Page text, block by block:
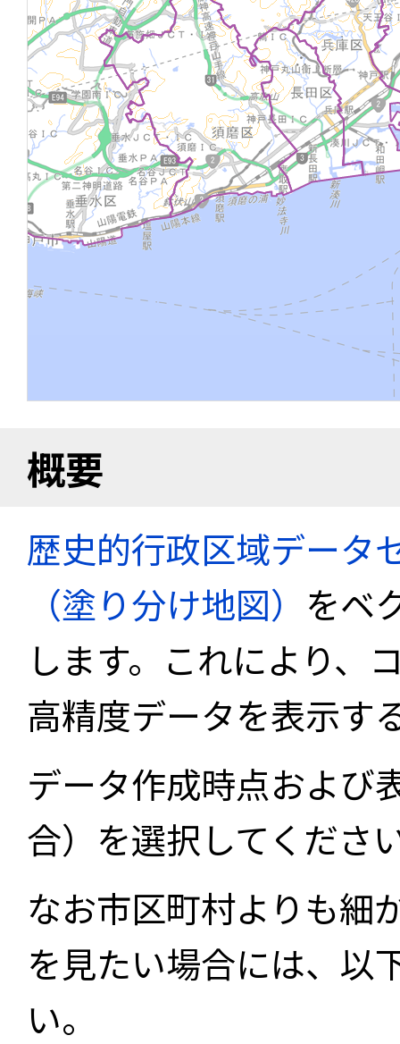
概要
歴史的行政区域データ
（塗り分け地図） をベ
します。これにより、
高精度データを表示す
データ作成時点および
合）を選択してくださ
なお市区町村よりも細
を見たい場合には、以
い。